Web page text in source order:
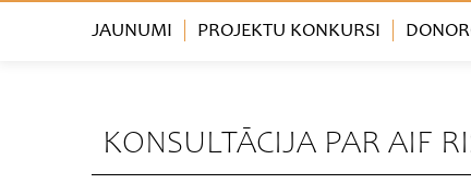
JAUNUMI PROJEKTU KONKURSI
KONSULTĀCIJA PAR AIF